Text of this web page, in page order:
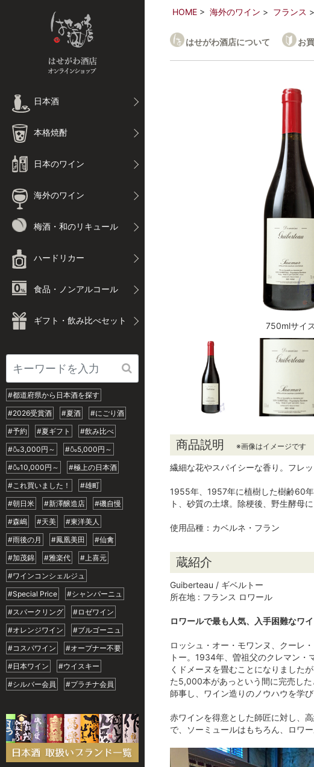
日本酒
本格焼酎
日本のワイン
海外のワイン
梅酒・和のリキュール
ハードリカー
食品・ノンアルコール
ギフト・飲み比べセット
#都道府県から日本酒を探す
#2026受賞酒
#夏酒
#にごり酒
#予約
#夏ギフト
#飲み比べ
#🍶3,000円～
#🍶5,000円～
#🍶10,000円～
#極上の日本酒
#これ買いました！
#雄町
#朝日米
#新澤醸造店
#磯自慢
#森嶋
#天美
#東洋美人
#雨後の月
#鳳凰美田
#仙禽
#加茂錦
#雅楽代
#上喜元
#ワインコンシェルジュ
#Special Price
#シャンパーニュ
#スパークリング
#ロゼワイン
#オレンジワイン
#ブルゴーニュ
#コスパワイン
#オープナー不要
#日本ワイン
#ウイスキー
#シルバー会員
#プラチナ会員
HOME 海外のワイン フランス
はせがわ酒店について お
750mlサイ
商品説明 ※画像はイメージです
繊細な花やスパイシーな香り。フレ
1955年、1957年に植樹した樹齢60
ト、砂質の土壌。除梗後、野生酵母
使用品種：カベルネ・フラン
蔵紹介
Guiberteau / ギベルトー
所在地 : フランス ロワール
ロワールで最も人気、入手困難なワイ
ロッシュ・オー・モワンヌ、クーレ
トー。1934年、曽祖父のクレマン
くドメーヌを畳むことになりました
た5,000本があっという間に完売し
師事し、ワイン造りのノウハウを学び
赤ワインを得意とした師匠に対し、
で、ソーミュールはもちろん、ロワ